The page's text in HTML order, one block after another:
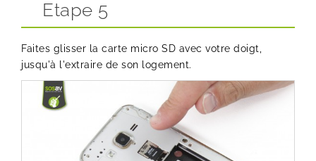
Etape 5
Faites glisser la carte micro SD avec votre doigt,
jusqu'à l'extraire de son logement.